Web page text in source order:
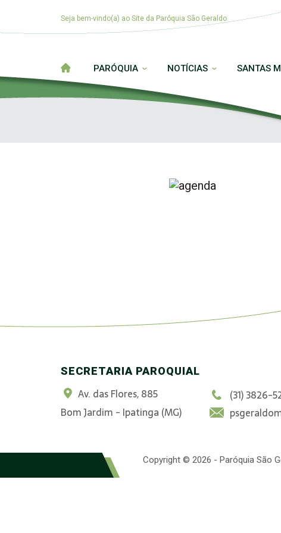
Seja bem-vindo(a) ao Site da Paróquia São Geraldo
PARÓQUIA NOTÍCIAS SANTAS
SECRETARIA PAROQUIAL
Av. das Flores, 885
Bom Jardim - Ipatinga (MG)
(31) 3826-
Copyright © 2026 - Paróquia